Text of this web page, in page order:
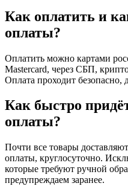
Как оплатить и
оплаты?
Оплатить можно картами
Mastercard, через СБП,
Оплата проходит
Как быстро
оплаты?
Почти все товары
оплаты, круглосуточно.
которые требуют ручной
предупреждаем заранее.